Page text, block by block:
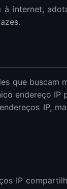
à internet,
que buscam
endereço IP
IP,
IP